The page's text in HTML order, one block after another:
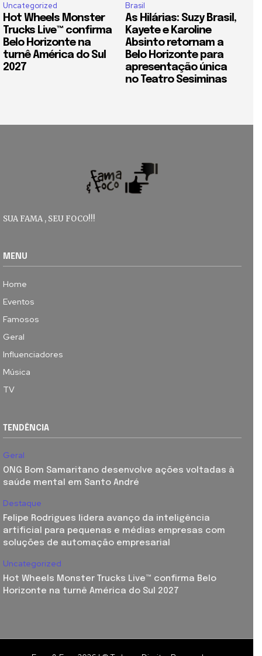
Uncategorized
Hot Wheels Monster
Trucks Live™ confirma
Belo Horizonte na
turnê América do Sul
2027
Brasil
As Hilárias: Suzy Brasil,
Kayete e Karoline
Absinto retornam a
Belo Horizonte para
apresentação única
no Teatro Sesiminas
SUA FAMA , SEU FOCO!!!
MENU
Home
Eventos
Famosos
Geral
Influenciadores
Música
TV
TENDÊNCIA
Geral
ONG Bom Samaritano desenvolve ações voltadas à
saúde mental em Santo André
Destaque
Felipe Rodrigues lidera avanço da inteligência
artificial para pequenas e médias empresas com
soluções de automação empresarial
Uncategorized
Hot Wheels Monster Trucks Live™ confirma Belo
Horizonte na turnê América do Sul 2027